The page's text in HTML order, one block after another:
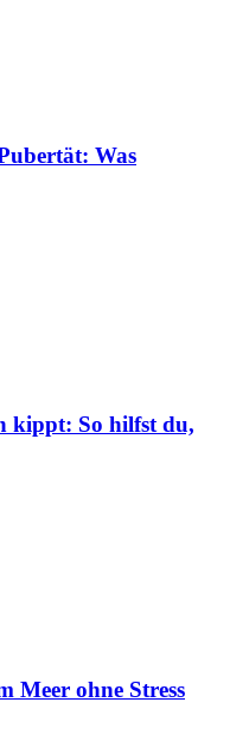
Was
kippt: So hilfst du,
Meer ohne Stress